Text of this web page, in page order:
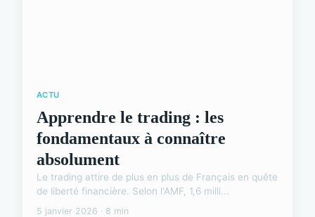
ACTU
Apprendre le trading : les
fondamentaux à connaître
absolument
Le trading attire de plus en plus de Français en quête
de liberté financière. Selon l'AMF, 1,6 milli...
5 janvier 2026 · 8 min